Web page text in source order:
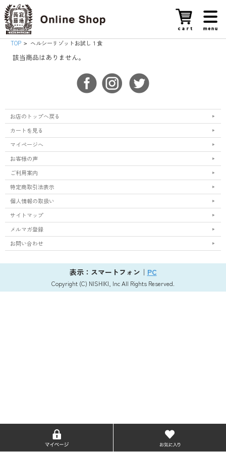
TOP > ヘルシーリゾットお試し１食
該当商品はありません。
お店のトップへ戻る
カートを見る
マイページへ
お客様の声
ご利用案内
特定商取引法表示
個人情報の取扱い
サイトマップ
メルマガ登録
お問い合わせ
表示：スマートフォン｜ PC
Copyright (C) NISHIKI, Inc All Rights Reserved.